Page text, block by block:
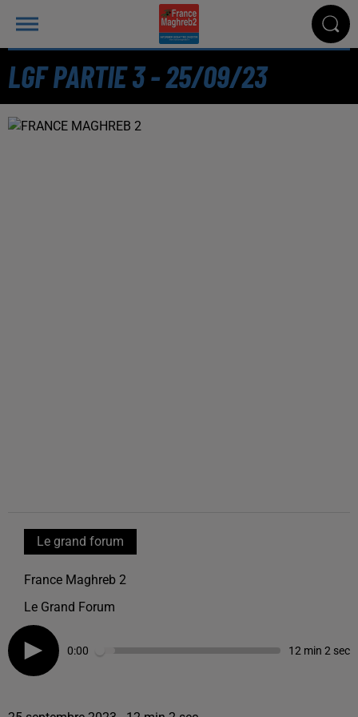
LGF PARTIE 3 - 25/09/23
Le grand forum
France Maghreb 2
Le Grand Forum
0:00 12 min 2 sec